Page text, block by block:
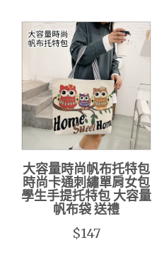
大容量時尚帆布托特包
時尚卡通刺繡單肩女包
學生手提托特包 大容量
帆布袋 送禮
$147